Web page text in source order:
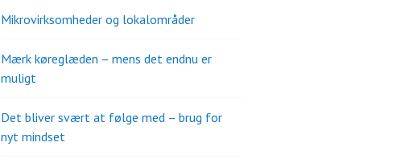
Mikrovirksomheder og lokalområder
Mærk køreglæden – mens det endnu er
muligt
Det bliver svært at følge med – brug for
nyt mindset